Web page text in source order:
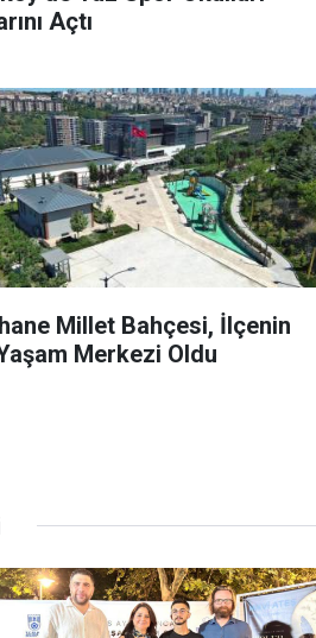
Açtı
Millet Bahçesi, İlçenin
Merkezi Oldu